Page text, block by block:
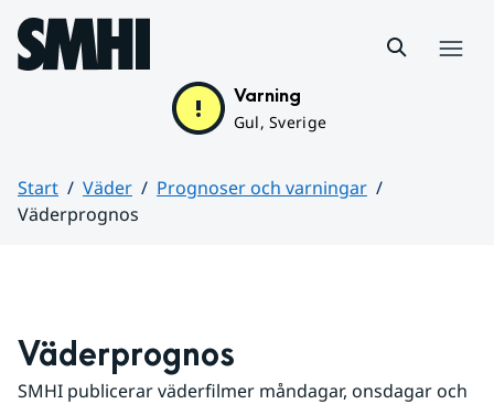
Hoppa till sidans innehåll
Varning
Gul, Sverige
Start Väder
Prognoser och varningar
Väderprognos
Väderprognos
SMHI publicerar väderfilmer måndagar, onsdagar och